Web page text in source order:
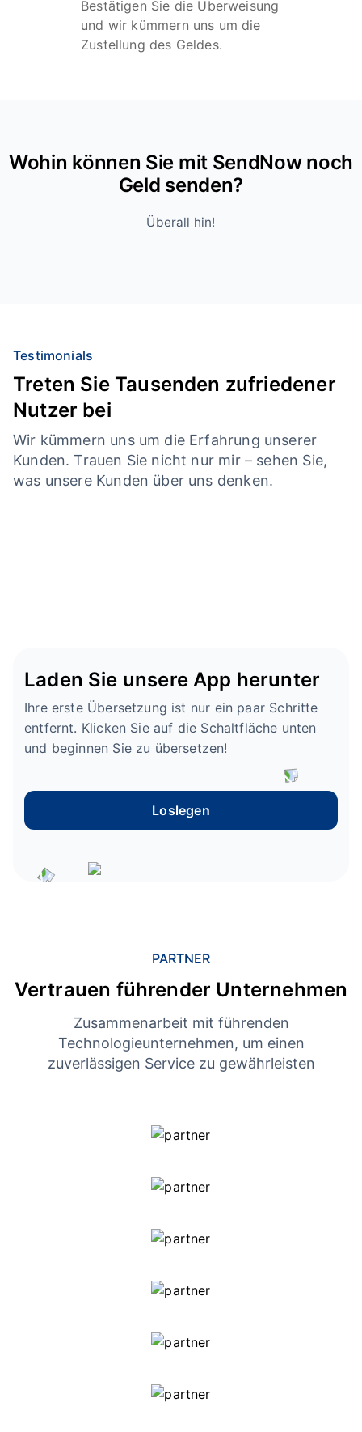
Bestätigen Sie die Überweisung
und wir kümmern uns um die
Zustellung des Geldes.
Wohin können Sie mit SendNow noch
Geld senden?
Überall hin!
Testimonials
Treten Sie Tausenden zufriedener
Nutzer bei
Wir kümmern uns um die Erfahrung unserer
Kunden. Trauen Sie nicht nur mir – sehen Sie,
was unsere Kunden über uns denken.
Laden Sie unsere App herunter
Ihre erste Übersetzung ist nur ein paar Schritte
entfernt. Klicken Sie auf die Schaltfläche unten
und beginnen Sie zu übersetzen!
Loslegen
PARTNER
Vertrauen führender Unternehmen
Zusammenarbeit mit führenden
Technologieunternehmen, um einen
zuverlässigen Service zu gewährleisten